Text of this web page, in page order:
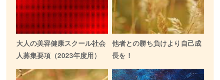
大人の美容健康スクール社会
人募集要項（2023年度用）
他者との勝ち負けより自己成
長を！